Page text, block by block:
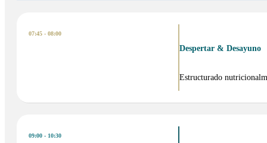
07:45 - 08:00
Despertar & Desayuno
Estructurado
09:00 - 10:30